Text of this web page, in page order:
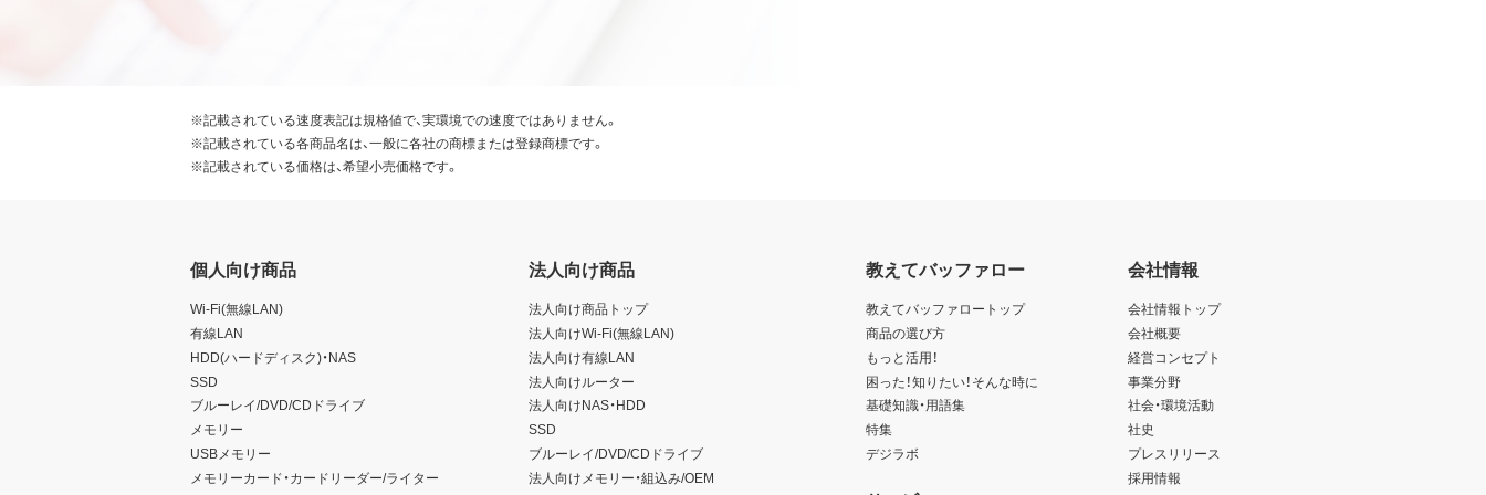
※記載されている速度表記は規格値で、実環境での速度ではありません。
※記載されている各商品名は、一般に各社の商標または登録商標です。
※記載されている価格は、希望小売価格です。
個人向け商品
Wi-Fi(無線LAN)
有線LAN
HDD(ハードディスク)・NAS
SSD
ブルーレイ/DVD/CDドライブ
メモリー
USBメモリー
メモリーカード・カードリーダー/ライター
法人向け商品
法人向け商品トップ
法人向けWi-Fi(無線LAN)
法人向け有線LAN
法人向けルーター
法人向けNAS・HDD
SSD
ブルーレイ/DVD/CDドライブ
法人向けメモリー・組込み/OEM
教えてバッファロー
教えてバッファロートップ
商品の選び方
もっと活用！
困った！知りたい！そんな時に
基礎知識・用語集
特集
デジラボ
会社情報
会社情報トップ
会社概要
経営コンセプト
事業分野
社会・環境活動
社史
プレスリリース
採用情報